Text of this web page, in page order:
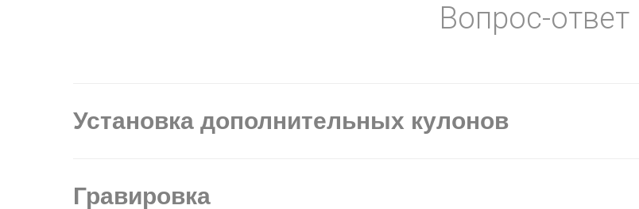
Вопрос-ответ
Установка дополнительных кулонов
Гравировка